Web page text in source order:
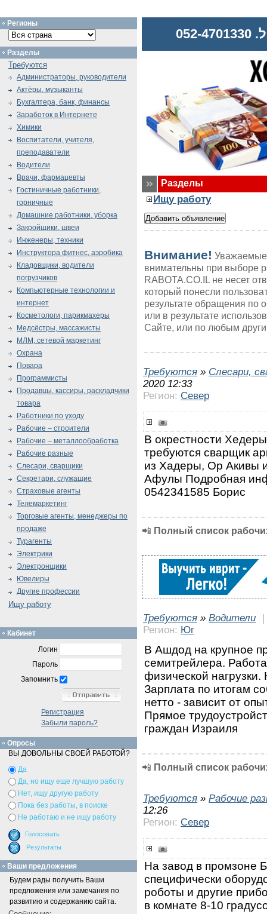
Разделы
Ищу работу
Внимание! Уважаемые
внимательны при выборе
RABOTA.CO.IL не несет
который понесли
результате обращения
или в результате
Сайте, или по любым
Требуются » Слесари,
2020 12:33
Регион: Север
В окрестности
требуются сварщик
из Хадеры, Ор Акивы
Афулы Подробная
0542341585 Бориc
📲 Полный список
Требуются » Водители
|
Регион: Юг
В Ашдод на крупное
семитрейлера.
физической
Зарплата по итогам
нетто - зависит от
Прямое
граждан Израиля
📲 Полный список
Требуются » Рабочие
12:26
Регион: Север
На завод в промзоне
специфически
роботы и другие
в комнате 8-10
Регионы
Разделы
Требуются
Администраторы, руководители
Актёры, музыканты
Бухгалтера, банк, финансы
Заработок в Интернете
Химики
Воспитатели, учителя,
преподаватели
Водители
Врачи, фармацевты
Гостиничные работники,
горничные
Домашние работники, уборка
Закройщики, швеи
Инженеры, техники
Инструктора фитнес, аэробика
Кладовщики, водители
погрузчиков
Компьютерные технологии и
интернет
Косметологи, парикмахеры
Медсёстры, массажисты
МЛМ, сетевой маркетинг
Охрана
Повара
Программисты
Продавцы, кассиры, раскладчики
товара
Работники по уходу
Рабочие – строители
Рабочие – металлообработка
Рабочие разные
Слесари, сварщики
Секретари, служащие
Страховые агенты
Телемаркетинг
Торговые агенты, менеджеры по
продаже
Турагенты
Электрики
Электронщики
Ювелиры
Другие профессии
Ищу работу
Кабинет
Логин
Пароль
Запомнить
Регистрация
Забыли пароль?
Опросы
ВЫ ДОВОЛЬНЫ СВОЕЙ РАБОТОЙ?
Да
Да, но ищу еще лучшую работу
Нет, ищу другую работу
Пока без работы, в поиске
Не работаю и не ищу работу
Ваши предложения
Будем рады получить Ваши
предложения или замечания по
развитию и содержанию сайта.